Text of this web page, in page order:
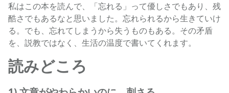
私はこの本を読んで、「忘れる」って優しさでもあり、残
酷さでもあるなと思いました。忘れられるから生きていけ
る。でも、忘れてしまうから失うものもある。その矛盾
を、説教ではなく、生活の温度で書いてくれます。
読みどころ